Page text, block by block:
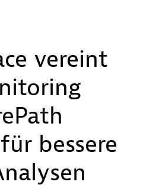
vereint
bessere